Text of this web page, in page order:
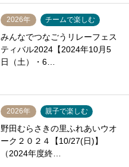
2026年 チームで楽しむ
みんなでつなごうリレーフェス
ティバル2024【2024年10月5
日（土）・6…
2026年 親子で楽しむ
野田むらさきの里ふれあいウオ
ーク２０２４【10/27(日)】
（2024年度終…